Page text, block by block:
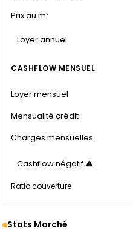
Prix au m²
Loyer annuel
CASHFLOW MENSUEL
Loyer mensuel
Mensualité crédit
Charges mensuelles
Cashflow négatif ⚠
Ratio couverture
Stats Marché